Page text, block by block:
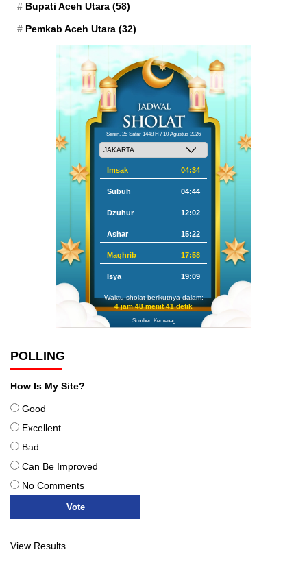
Bupati Aceh Utara (58)
Pemkab Aceh Utara (32)
Senin, 25 Safar 1448 H / 10 Agustus 2026
Imsak 04:34
Subuh 04:44
Dzuhur 12:02
Ashar 15:22
Maghrib 17:58
Isya 19:09
Waktu sholat berikutnya dalam:
4 jam 48 menit 40 detik
Sumber: Kemenag
POLLING
How Is My Site?
Good
Excellent
Bad
Can Be Improved
No Comments
View Results